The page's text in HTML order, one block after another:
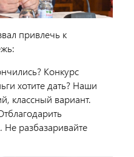
привлечь к
Конкурс
хотите дать? Наши
классный вариант.
разбазаривайте